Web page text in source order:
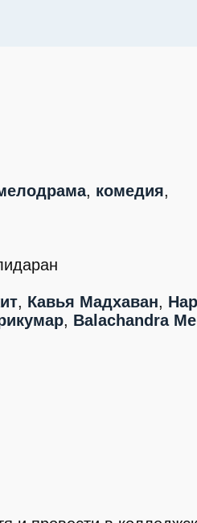
, комедия,
, Кавья Мадхаван,
, Balachandra